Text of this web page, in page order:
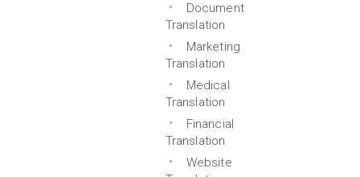
Document
Translation
Marketing
Translation
Medical
Translation
Financial
Translation
Website